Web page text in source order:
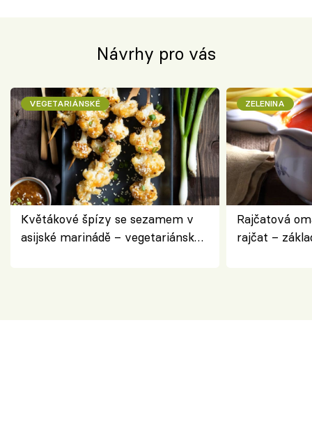
Návrhy pro vás
VEGETARIÁNSKÉ
Květákové špízy se sezamem v
asijské marinádě – vegetariánská
ZELENINA
Rajčatová
rajčat –